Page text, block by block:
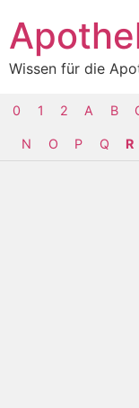
Wissen für die
0 1 2 A B
N O P Q R